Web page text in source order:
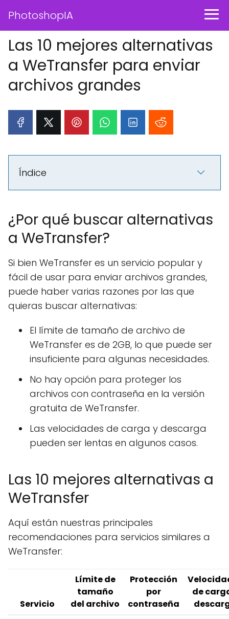
PhotoshopIA
Las 10 mejores alternativas
a WeTransfer para enviar
archivos grandes
Índice
¿Por qué buscar alternativas
a WeTransfer?
Si bien WeTransfer es un servicio popular y
fácil de usar para enviar archivos grandes,
puede haber varias razones por las que
quieras buscar alternativas:
El límite de tamaño de archivo de
WeTransfer es de 2GB, lo que puede ser
insuficiente para algunas necesidades.
No hay opción para proteger los
archivos con contraseña en la versión
gratuita de WeTransfer.
Las velocidades de carga y descarga
pueden ser lentas en algunos casos.
Las 10 mejores alternativas a
WeTransfer
Aquí están nuestras principales
recomendaciones para servicios similares a
WeTransfer:
Servicio
Límite de
tamaño
del archivo
Protección
por
contraseña
de